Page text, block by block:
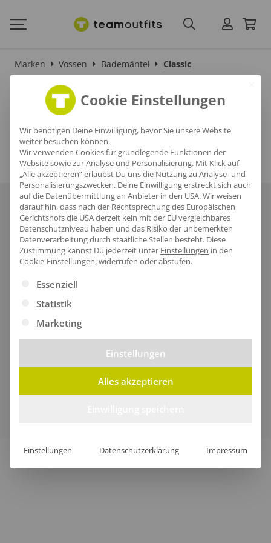
Marken Vossen Bademäntel Classic
Classic
Über unsHäufige FragenReferenzenKarriereBlog
DatenschutzAGBImpressum
Verkauf nur an Unternehmer, Gewerbetreibende,
Freiberufler und öffentliche Institutionen, nicht jedoch an
Cookie Einstellungen
Wir benötigen Deine Einwilligung, bevor Sie unsere Website
weiter besuchen können.
Wir verwenden Cookies für grundlegende Funktionen der
Website sowie zur Analyse und Personalisierung. Mit Klick auf
„Alle akzeptieren“ erlaubst Du uns die Nutzung zu Analyse- und
Personalisierungszwecken. Deine Einwilligung erstreckt sich auch
auf die Datenübermittlung an Anbieter in den USA. Wir weisen
darauf hin, dass nach der Rechtsprechung des Europäischen
Gerichtshofs die USA derzeit kein mit der EU vergleichbares
Datenschutzniveau haben und das Risiko der unbemerkten
Datenverarbeitung durch staatliche Stellen besteht. Diese
Zustimmung kannst Du jederzeit unter Einstellungen in den
Cookie-Einstellungen, widerrufen oder abstufen.
Es folgt eine Liste der Service-Gruppen, für die eine
Essenziell
Statistik
Marketing
Einstellungen
Alles akzeptieren
Einstellungen Datenschutzerklärung Impressum